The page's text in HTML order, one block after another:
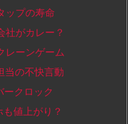
プの寿命
がカレー？
ーンゲーム
の不快言動
クロック
値上がり？